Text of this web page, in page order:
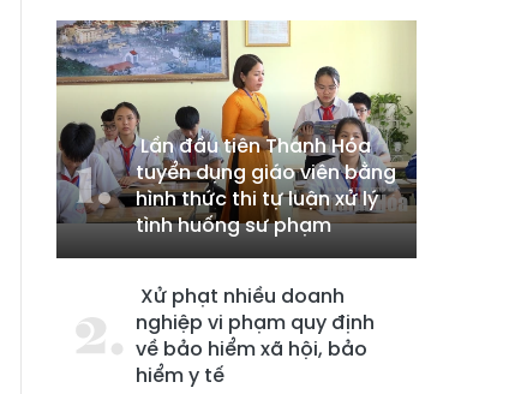
Lần đầu tiên Thanh Hóa
tuyển dụng giáo viên bằng
hình thức thi tự luận xử lý
tình huống sư phạm
Xử phạt nhiều doanh
nghiệp vi phạm quy định
về bảo hiểm xã hội, bảo
hiểm y tế